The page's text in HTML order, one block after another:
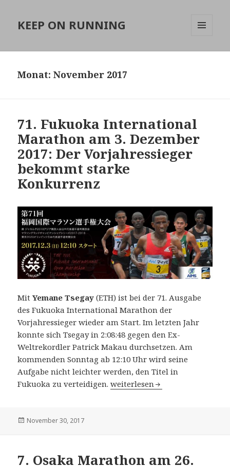
KEEP ON RUNNING
Monat:November 2017
71. Fukuoka International
Marathon am 3. Dezember
2017: Der Vorjahressieger
bekommt starke
Konkurrenz
MitYemane Tsegay (ETH) ist bei der 71. Ausgabe
des Fukuoka International Marathon der
Vorjahressieger wieder am Start. Im letzten Jahr
konnte sich Tsegay in 2:08:48 gegen den Ex-
Weltrekordler Patrick Makau durchsetzen. Am
kommenden Sonntag ab 12:10 Uhr wird seine
Aufgabe nicht leichter werden, den Titel in
Fukuoka zu verteidigen.71. Fukuoka International
weiterlesen
Veröffentlicht
November 30, 2017
7. Osaka Marathon am 26.